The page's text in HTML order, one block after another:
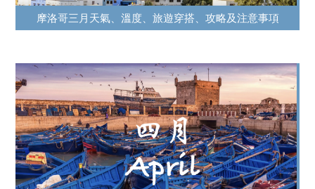
摩洛哥三月天氣、溫度、旅遊穿搭、攻略及注意事項